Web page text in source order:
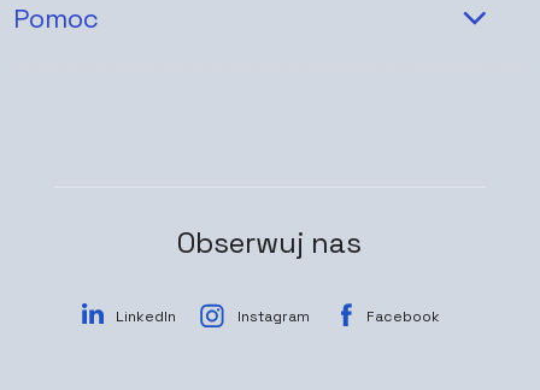
Pomoc
Obserwuj nas
LinkedIn Instagram Facebook